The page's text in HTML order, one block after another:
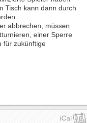
Tisch kann dann durch
abbrechen, müssen
einer Sperre
für zukünftige
iCal